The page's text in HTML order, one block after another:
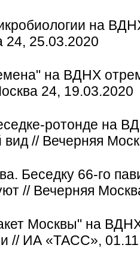
на
24, 25.03.2020
на ВДНХ
24, 19.03.2020
ротонде на
вид // Вечерняя
Беседку 66-го
// Вечерняя
Москвы" на
// ИА «ТАСС»,